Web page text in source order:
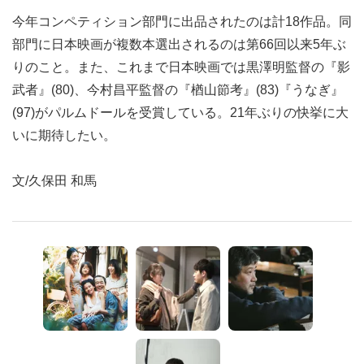
今年コンペティション部門に出品されたのは計18作品。同
部門に日本映画が複数本選出されるのは第66回以来5年ぶ
りのこと。また、これまで日本映画では黒澤明監督の『影
武者』(80)、今村昌平監督の『楢山節考』(83)『うなぎ』
(97)がパルムドールを受賞している。21年ぶりの快挙に大
いに期待したい。
文/久保田 和馬